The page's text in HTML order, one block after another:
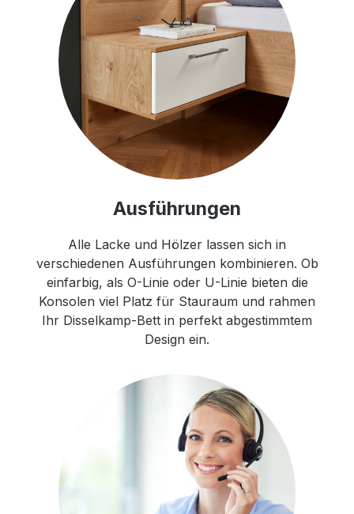
Ausführungen
Alle Lacke und Hölzer lassen sich in
verschiedenen Ausführungen kombinieren. Ob
einfarbig, als O-Linie oder U-Linie bieten die
Konsolen viel Platz für Stauraum und rahmen
Ihr Disselkamp-Bett in perfekt abgestimmtem
Design ein.